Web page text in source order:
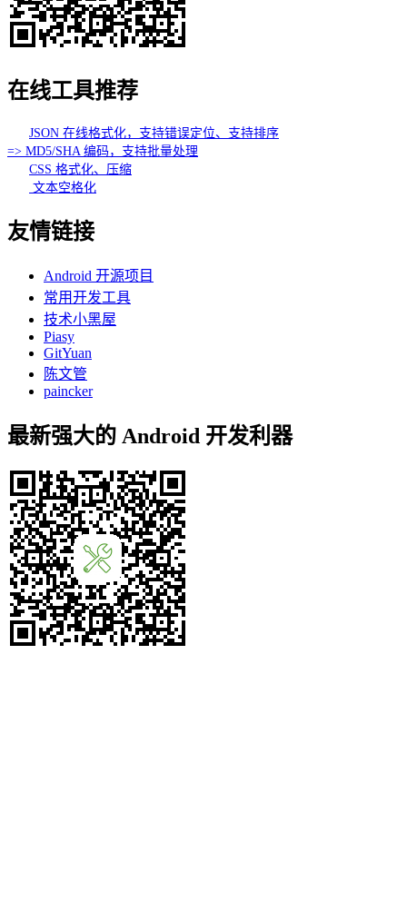
在线工具推荐
JSON 在线格式化，支持错误定位、支持排序
=> MD5/SHA 编码，支持批量处理
CSS 格式化、压缩
文本空格化
友情链接
Android 开源项目
常用开发工具
技术小黑屋
Piasy
GitYuan
陈文管
paincker
最新强大的 Android 开发利器